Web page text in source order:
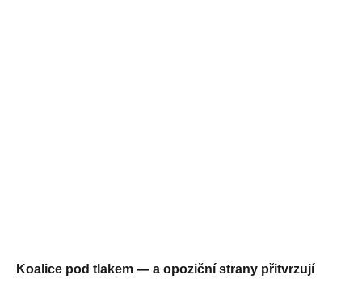
Koalice pod tlakem — a opoziční strany přitvrzují